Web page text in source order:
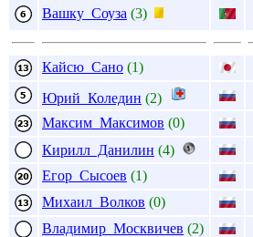
Вашку Соуза (3)
Кайсю Сано (1)
Юрий Коледин (2)
Максим Максимов (0)
Кирилл Данилин (4)
Егор Сысоев (1)
Михаил Волков (0)
Владимир Москвичев (2)